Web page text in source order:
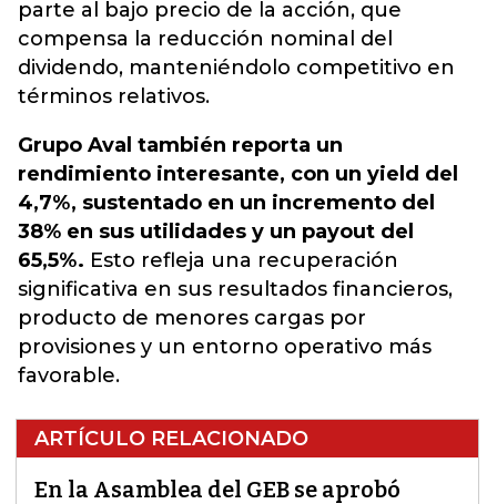
parte al bajo precio de la acción, que
compensa la reducción nominal del
dividendo, manteniéndolo competitivo en
términos relativos.
Grupo Aval también reporta un
rendimiento interesante, con un yield del
4,7%, sustentado en un incremento del
38% en sus utilidades y un payout del
65,5%. Esto refleja una recuperación
significativa en sus resultados financieros,
producto de menores cargas por
provisiones y un entorno operativo más
favorable.
ARTÍCULO RELACIONADO
En la Asamblea del GEB se aprobó